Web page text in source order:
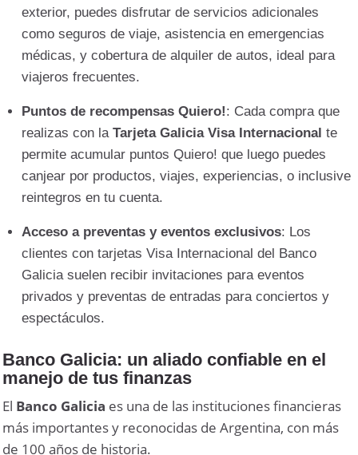
exterior, puedes disfrutar de servicios adicionales
como seguros de viaje, asistencia en emergencias
médicas, y cobertura de alquiler de autos, ideal para
viajeros frecuentes.
Puntos de recompensas Quiero!: Cada compra que
realizas con laTarjeta Galicia Visa Internacional te
permite acumular puntos Quiero! que luego puedes
canjear por productos, viajes, experiencias, o inclusive
reintegros en tu cuenta.
Acceso a preventas y eventos exclusivos: Los
clientes con tarjetas Visa Internacional del Banco
Galicia suelen recibir invitaciones para eventos
privados y preventas de entradas para conciertos y
espectáculos.
Banco Galicia: un aliado confiable en el
manejo de tus finanzas
El Banco Galicia es una de las instituciones financieras
más importantes y reconocidas de Argentina, con más
de 100 años de historia.